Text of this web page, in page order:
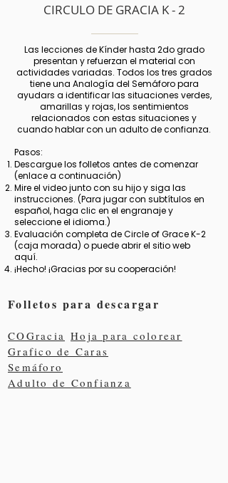
CIRCULO DE GRACIA K - 2
Las lecciones de Kínder hasta 2do grado
presentan y refuerzan el material con
actividades variadas. Todos los tres grados
tiene una Analogía del Semáforo para
ayudars a identificar las situaciones verdes,
amarillas y rojas, los sentimientos
relacionados con estas situaciones y
cuando hablar con un adulto de confianza.
Pasos:
Descargue los folletos antes de comenzar
(enlace a continuación)
Mire el video junto con su hijo y siga las
instrucciones. (Para jugar con subtítulos en
español, haga clic en el engranaje y
seleccione el idioma.)
Evaluación completa de Circle of Grace K-2
(caja morada) o puede abrir el sitio web
aquí.
¡Hecho! ¡Gracias por su cooperación!
Folletos para descargar
COGracia Hoja para colorear
Grafico de Caras
Semáforo
Adulto de Confianza